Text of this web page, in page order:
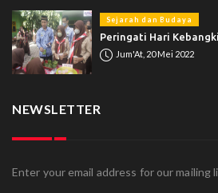
Sejarah dan Budaya
Peringati Hari
Jum'At, 20 Mei 2022
NEWSLETTER
Enter your email address for our mailing